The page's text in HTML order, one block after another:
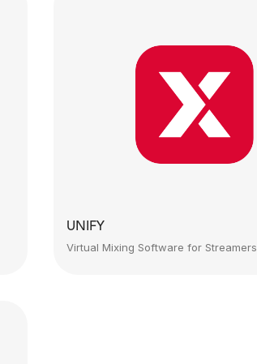
UNIFY
Virtual Mixing Software for Streamers